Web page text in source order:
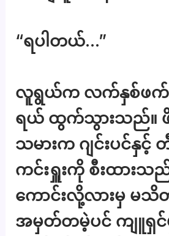
“ရပါတယ်…”
လူရွယ်က လက်နှစ်ဖက်ခါ
ရယ် ထွက်သွားသည်။ ဖိ
သမားက ဂျင်းပင်နှင့်
ကင်းရှူးကို စီးထားသည်
ကောင်းလို့လားမှ မသိ
အမှတ်တမဲ့ပင် ကျူရှင်မှ